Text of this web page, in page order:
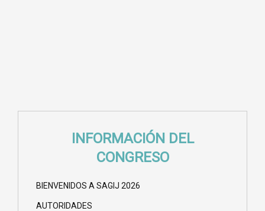
INFORMACIÓN DEL
CONGRESO
BIENVENIDOS A SAGIJ 2026
AUTORIDADES